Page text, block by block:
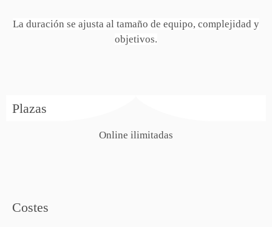
La duración se ajusta al tamaño de equipo, complejidad y
objetivos.
Plazas
Online ilimitadas
Costes